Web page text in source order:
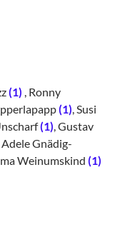
(1) , Ronny
(1), Susi
(1), Gustav
Adele Gnädig-
Weinumskind (1)